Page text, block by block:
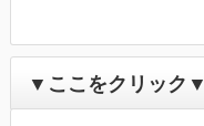
▼ここをクリック▼